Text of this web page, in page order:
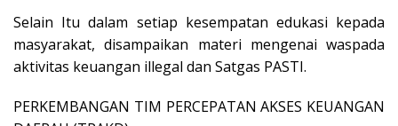
Selain Itu dalam setiap kesempatan edukasi kepada
masyarakat, disampaikan materi mengenai waspada
aktivitas keuangan illegal dan Satgas PASTI.
PERKEMBANGAN TIM PERCEPATAN AKSES KEUANGAN